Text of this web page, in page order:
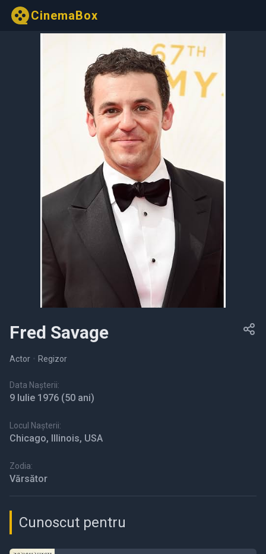
CinemaBox
Fred Savage
Actor • Regizor
Data Nașterii:
9 Iulie 1976 (50 ani)
Locul Nașterii:
Chicago, Illinois, USA
Zodia:
Vărsător
Cunoscut pentru